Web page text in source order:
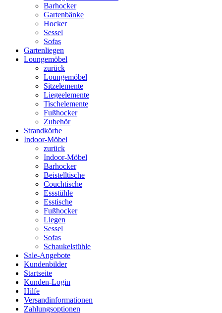
Barhocker
Gartenbänke
Hocker
Sessel
Sofas
Gartenliegen
Loungemöbel
zurück
Loungemöbel
Sitzelemente
Liegeelemente
Tischelemente
Fußhocker
Zubehör
Strandkörbe
Indoor-Möbel
zurück
Indoor-Möbel
Barhocker
Beistelltische
Couchtische
Essstühle
Esstische
Fußhocker
Liegen
Sessel
Sofas
Schaukelstühle
Sale-Angebote
Kundenbilder
Startseite
Kunden-Login
Hilfe
Versandinformationen
Zahlungsoptionen